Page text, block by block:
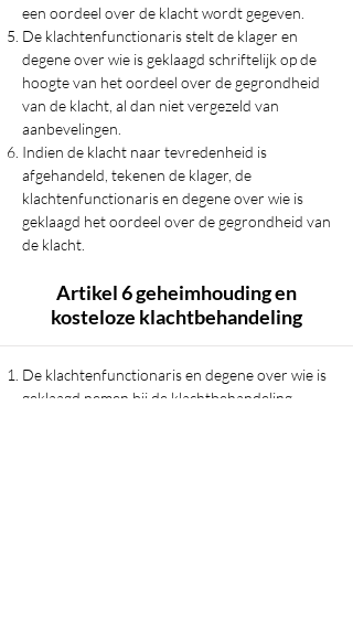
een oordeel over de klacht wordt gegeven.
De klachtenfunctionaris stelt de klager en
degene over wie is geklaagd schriftelijk op de
hoogte van het oordeel over de gegrondheid
van de klacht, al dan niet vergezeld van
aanbevelingen.
Indien de klacht naar tevredenheid is
afgehandeld, tekenen de klager, de
klachtenfunctionaris en degene over wie is
geklaagd het oordeel over de gegrondheid van
de klacht.
Artikel 6 geheimhouding en
kosteloze klachtbehandeling
De klachtenfunctionaris en degene over wie is
geklaagd nemen bij de klachtbehandeling